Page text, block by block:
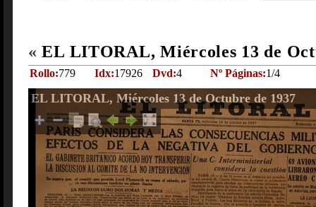
« EL LITORAL, Miércoles 13 de
Rollo:779 Idx:17926 Dvd:4 Nº Páginas:1/4
EL LITORAL, Miércoles 13 de Octubre de 1937